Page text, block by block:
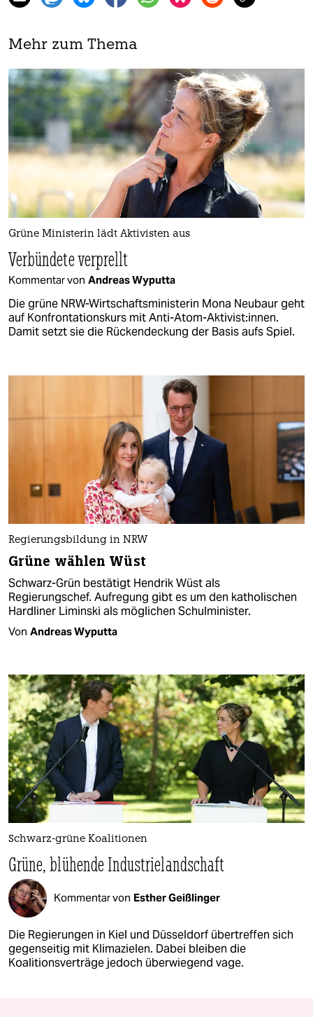
Mehr zum Thema
Grüne Ministerin lädt Aktivisten aus
Verbündete verprellt
Kommentar von Andreas Wyputta
Die grüne NRW-Wirtschaftsministerin Mona Neubaur geht
auf Konfrontationskurs mit Anti-Atom-Aktivist:innen.
Damit setzt sie die Rückendeckung der Basis aufs Spiel.
Regierungsbildung in NRW
Grüne wählen Wüst
Schwarz-Grün bestätigt Hendrik Wüst als
Regierungschef. Aufregung gibt es um den katholischen
Hardliner Liminski als möglichen Schulminister.
Von Andreas Wyputta
Schwarz-grüne Koalitionen
Grüne, blühende Industrielandschaft
Kommentar von Esther Geißlinger
Die Regierungen in Kiel und Düsseldorf übertreffen sich
gegenseitig mit Klimazielen. Dabei bleiben die
Koalitionsverträge jedoch überwiegend vage.